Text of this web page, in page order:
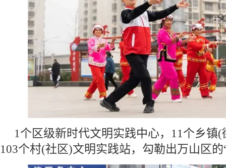
1个区级新时代文明实践中心，11个乡镇
103个村(社区)文明实践站，勾勒出万山区